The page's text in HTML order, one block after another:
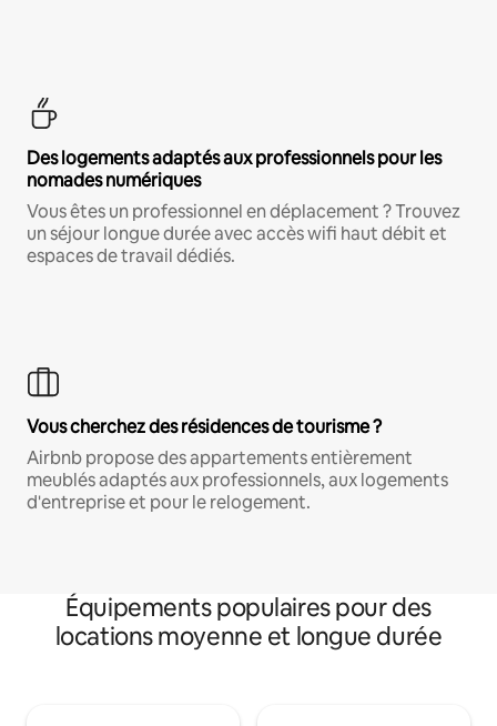
Des logements adaptés aux professionnels pour les
nomades numériques
Vous êtes un professionnel en déplacement ? Trouvez
un séjour longue durée avec accès wifi haut débit et
espaces de travail dédiés.
Vous cherchez des résidences de tourisme ?
Airbnb propose des appartements entièrement
meublés adaptés aux professionnels, aux logements
d'entreprise et pour le relogement.
Équipements populaires pour des
locations moyenne et longue durée